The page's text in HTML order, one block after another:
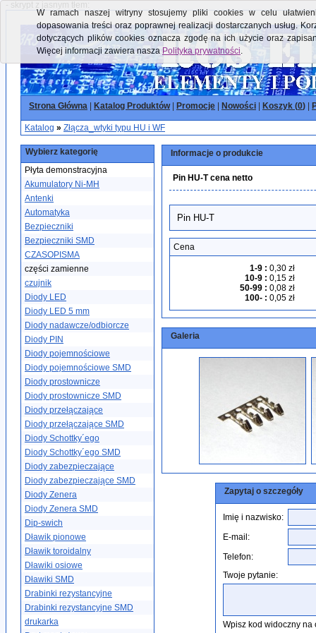
- skrypt z jasnym tłem:
Strona Główna Katalog Produktów| Promocje Nowości Koszyk (0)
Katalog » Złącza_wtyki typu HU i WF
Wybierz kategorię
Płyta demonstracyjna
Akumulatory Ni-MH
Antenki
Automatyka
Bezpieczniki
Bezpieczniki SMD
CZASOPISMA
części zamienne
czujnik
Diody LED
Diody LED 5 mm
Diody nadawcze/odbiorcze
Diody PIN
Diody pojemnościowe
Diody pojemnościowe SMD
Diody prostownicze
Diody prostownicze SMD
Diody przełączające
Diody przełączające SMD
Diody Schottky´ego
Diody Schottky´ego SMD
Diody zabezpieczające
Diody zabezpieczające SMD
Diody Zenera
Diody Zenera SMD
Dip-swich
Dławik pionowe
Dławik toroidalny
Dławiki osiowe
Dławiki SMD
Drabinki rezystancyjne
Drabinki rezystancyjne SMD
drukarka
Informacje o produkcie
Pin HU-T cena netto
Pin HU-T
Cena
1-9 : 0,30 zł
10-9 : 0,15 zł
50-99 : 0,08 zł
100- : 0,05 zł
Galeria
Zapytaj o szczegóły
Imię i nazwisko:
E-mail:
Telefon:
Twoje pytanie:
Wpisz kod widoczny na
W ramach naszej witryny stosujemy pliki cookies w celu
dopasowania treści oraz poprawnej realizacji dostarczanych usług.
dotyczących plików cookies oznacza zgodę na ich użycie oraz
Więcej informacji zawiera nasza Polityka prywatności.